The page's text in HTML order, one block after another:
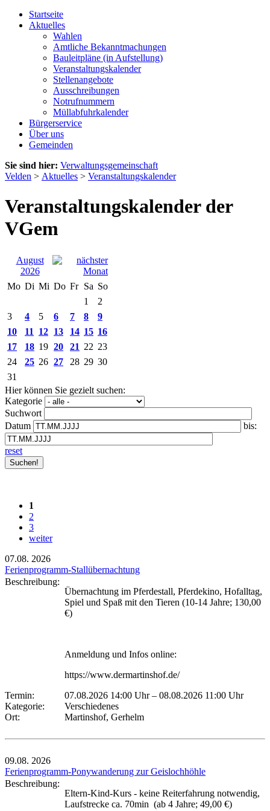
Startseite
Aktuelles
Wahlen
Amtliche Bekanntmachungen
Bauleitpläne (in Aufstellung)
Veranstaltungskalender
Stellenangebote
Ausschreibungen
Notrufnummern
Müllabfuhrkalender
Bürgerservice
Über uns
Gemeinden
Sie sind hier: Verwaltungsgemeinschaft
Velden > Aktuelles > Veranstaltungskalender
Veranstaltungskalender der
VGem
August
2026
Mo Di Mi Do Fr Sa So
1
2
3
4 5 6 7 8
9
10
11 12 13 14 15 16
17
18 19 20 21 22 23
24
25 26 27 28 29 30
31
Hier können Sie gezielt suchen:
Kategorie
Suchwort
Datum
bis:
reset
1
2
3
weiter
07.08. 2026
Ferienprogramm-Stallübernachtung
Beschreibung:
Übernachtung im Pferdestall, Pferdekino, Hofalltag,
Spiel und Spaß mit den Tieren (10-14 Jahre; 130,00
€)
Anmeldung und Infos online:
https://www.dermartinshof.de/
Termin:
07.08.2026 14:00 Uhr– 08.08.2026 11:00 Uhr
Kategorie:
Verschiedenes
Ort:
Martinshof, Gerhelm
09.08. 2026
Ferienprogramm-Ponywanderung zur Geislochhöhle
Beschreibung:
Eltern-Kind-Kurs - keine Reiterfahrung notwendig,
Laufstrecke ca. 70min (ab 4 Jahre; 49,00 €)